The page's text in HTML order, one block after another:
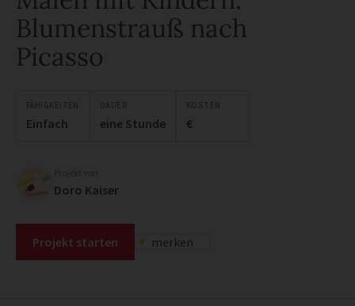
Blumenstrauß nach
Picasso
Einfach eine Stunde €
Doro Kaiser
Projekt starten merken